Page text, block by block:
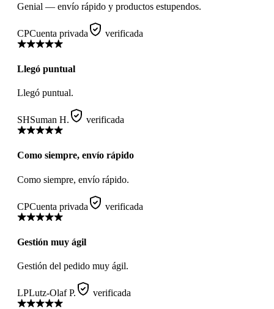
Genial — envío rápido y productos estupendos.
CPCuenta privada verificada
Llegó puntual
Llegó puntual.
SHSuman H. verificada
Como siempre, envío rápido
Como siempre, envío rápido.
CPCuenta privada verificada
Gestión muy ágil
Gestión del pedido muy ágil.
LPLutz-Olaf P. verificada